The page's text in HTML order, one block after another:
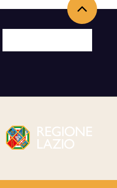
Torna in alto